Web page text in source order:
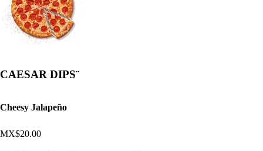
CAESAR DIPS¨
Cheesy Jalapeño
MX$20.00